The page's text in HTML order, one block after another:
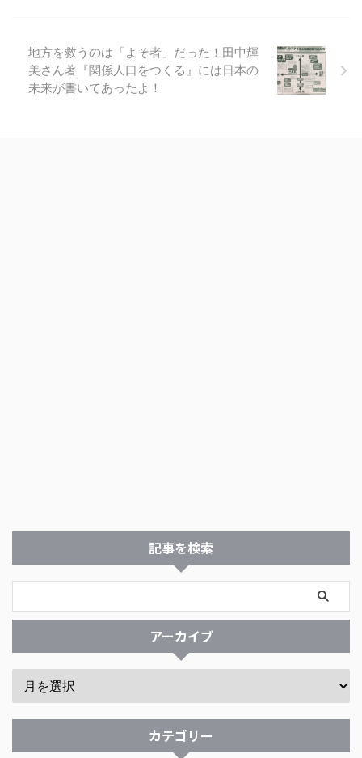
地方を救うのは「よそ者」だった！田中輝
美さん著『関係人口をつくる』には日本の
未来が書いてあったよ！
記事を検索
アーカイブ
カテゴリー